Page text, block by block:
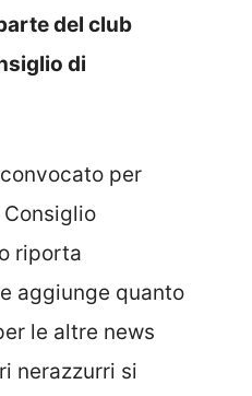
del club
di
per
riporta
aggiunge quanto
le altre news
nerazzurri si